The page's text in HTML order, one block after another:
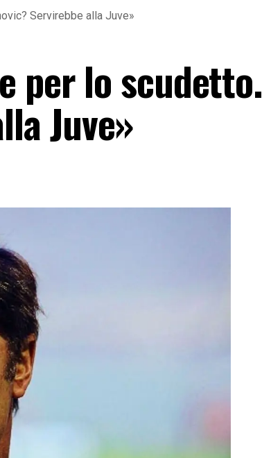
Servirebbe alla Juve»
per lo scudetto.
Juve»